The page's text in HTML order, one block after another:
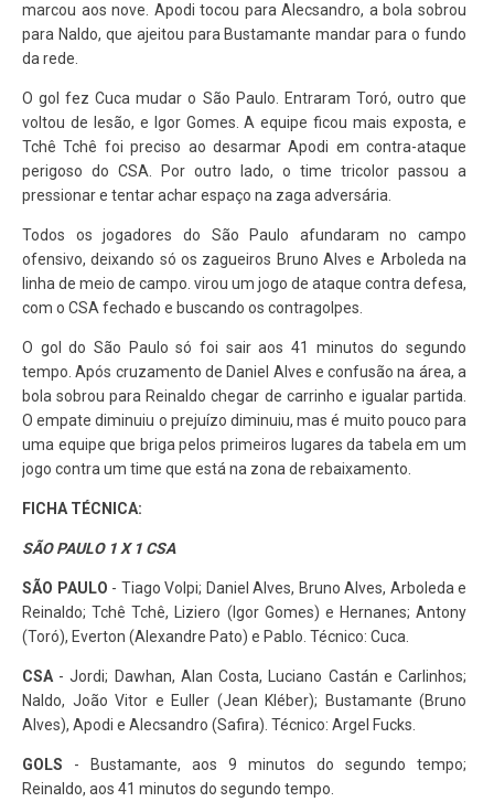
marcou aos nove. Apodi tocou para Alecsandro, a bola sobrou
para Naldo, que ajeitou para Bustamante mandar para o fundo
da rede.
O gol fez Cuca mudar o São Paulo. Entraram Toró, outro que
voltou de lesão, e Igor Gomes. A equipe ficou mais exposta, e
Tchê Tchê foi preciso ao desarmar Apodi em contra-ataque
perigoso do CSA. Por outro lado, o time tricolor passou a
pressionar e tentar achar espaço na zaga adversária.
Todos os jogadores do São Paulo afundaram no campo
ofensivo, deixando só os zagueiros Bruno Alves e Arboleda na
linha de meio de campo. virou um jogo de ataque contra defesa,
com o CSA fechado e buscando os contragolpes.
O gol do São Paulo só foi sair aos 41 minutos do segundo
tempo. Após cruzamento de Daniel Alves e confusão na área, a
bola sobrou para Reinaldo chegar de carrinho e igualar partida.
O empate diminuiu o prejuízo diminuiu, mas é muito pouco para
uma equipe que briga pelos primeiros lugares da tabela em um
jogo contra um time que está na zona de rebaixamento.
FICHA TÉCNICA:
SÃO PAULO 1 X 1 CSA
SÃO PAULO - Tiago Volpi; Daniel Alves, Bruno Alves, Arboleda e
Reinaldo; Tchê Tchê, Liziero (Igor Gomes) e Hernanes; Antony
(Toró), Everton (Alexandre Pato) e Pablo. Técnico: Cuca.
CSA - Jordi; Dawhan, Alan Costa, Luciano Castán e Carlinhos;
Naldo, João Vitor e Euller (Jean Kléber); Bustamante (Bruno
Alves), Apodi e Alecsandro (Safira). Técnico: Argel Fucks.
GOLS - Bustamante, aos 9 minutos do segundo tempo;
Reinaldo, aos 41 minutos do segundo tempo.